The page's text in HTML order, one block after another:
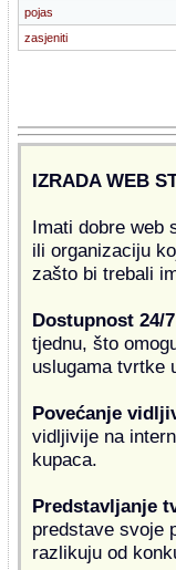
pojas
zasjeniti
IZRADA WEB
Imati dobre web
ili organizaciju
zašto bi trebali
Dostupnost 24/7
tjednu, što
uslugama tvrtke
Povećanje
vidljivije na
kupaca.
Predstavljanje
predstave svoje
razlikuju od